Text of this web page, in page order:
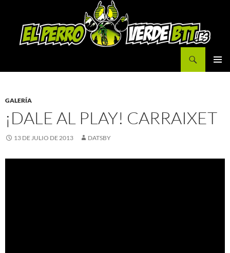
GALERÍA
¡DALE AL PLAY! CARRAIXET
13 DE JULIO DE 2013 DATSBY